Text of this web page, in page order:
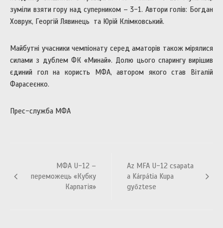
зуміли взяти гору над суперником – 3-1. Автори голів: Богдан
Ховрук, Георгій Лявинець та Юрій Клімковський.
Майбутні учасники чемпіонату серед аматорів також мірялися
силами з дублем ФК «Минай». Долю цього спарингу вирішив
єдиний гол на користь МФА, автором якого став Віталій
Фарасеєнко.
Прес-служба МФА
записівМФА U-12 –
переможець «Кубку
Карпатія»
Az MFA U-12 csapata
a Kárpátia Kupa
győztese